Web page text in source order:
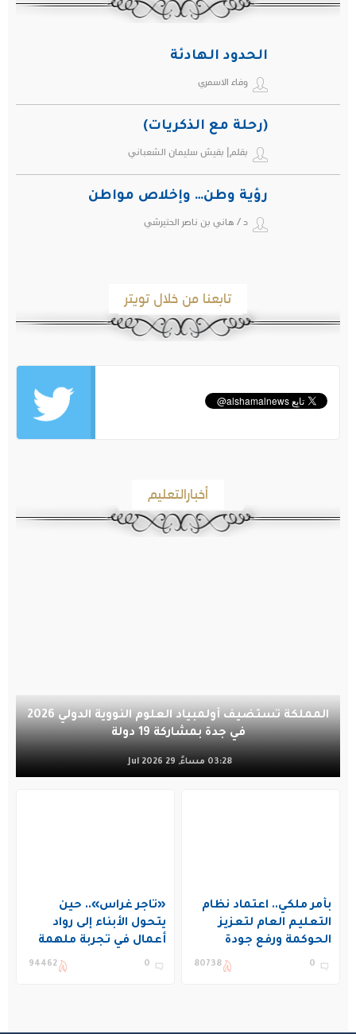
الحدود الهادئة
وفاء الاسمري
(رحلة مع الذكريات)
بقلم| بقيش سليمان الشعباني
رؤية وطن… وإخلاص مواطن
د / هاني بن ناصر الحتيرشي
تابعنا من خلال تويتر
أخبارالتعليم
المملكة تستضيف أولمبياد العلوم النووية الدولي 2026
في جدة بمشاركة 19 دولة
03:28 مساءً, 29 Jul 2026
بأمر ملكي.. اعتماد نظام
التعليم العام لتعزيز
الحوكمة ورفع جودة
التعليم في المملكة
0
80738
«تاجر غراس».. حين
يتحول الأبناء إلى رواد
أعمال في تجربة ملهمة
بنادي غراس الصيفي
0
94462